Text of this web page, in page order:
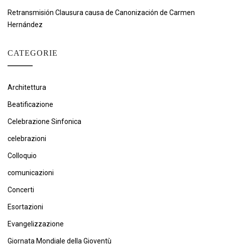
Retransmisión Clausura causa de Canonización de Carmen
Hernández
CATEGORIE
Architettura
Beatificazione
Celebrazione Sinfonica
celebrazioni
Colloquio
comunicazioni
Concerti
Esortazioni
Evangelizzazione
Giornata Mondiale della Gioventù